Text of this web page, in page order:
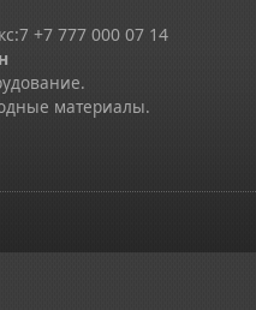
7 +7 777 000 07 14
материалы.